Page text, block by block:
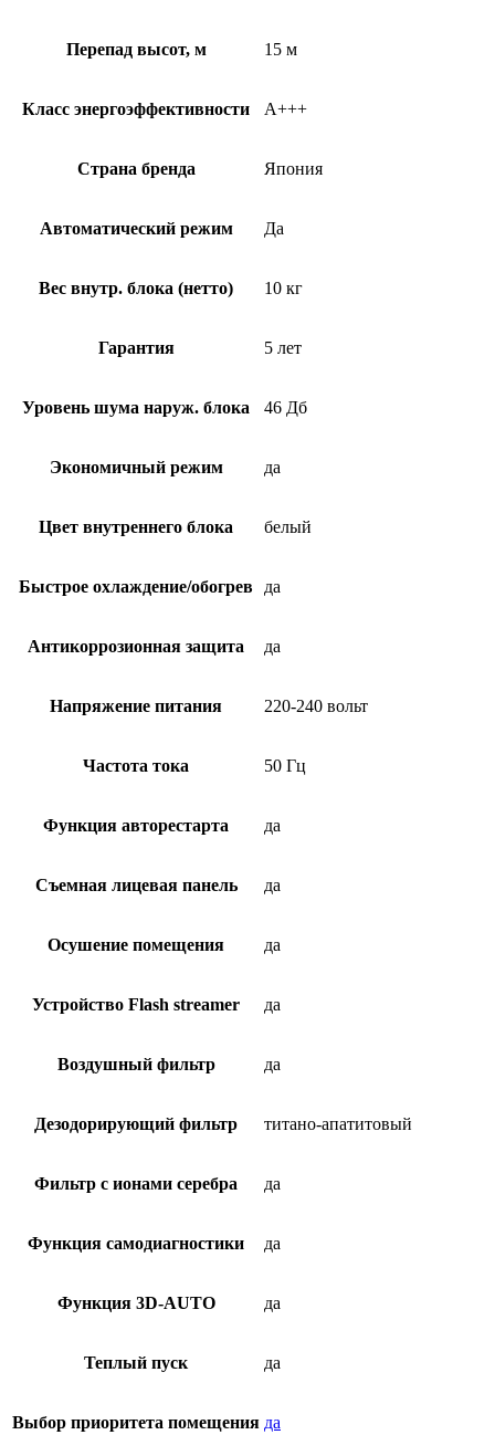
Перепад высот, м 15 м
Класс энергоэффективности A+++
Страна бренда Япония
Автоматический режим Да
Вес внутр. блока (нетто) 10 кг
Гарантия 5 лет
Уровень шума наруж. блока 46 Дб
Экономичный режим да
Цвет внутреннего блока белый
Быстрое охлаждение/обогрев да
Антикоррозионная защита да
Напряжение питания 220-240 вольт
Частота тока 50 Гц
Функция авторестарта да
Съемная лицевая панель да
Осушение помещения да
Устройство Flash streamer да
Воздушный фильтр да
Дезодорирующий фильтр титано-апатитовый
Фильтр с ионами серебра да
Функция самодиагностики да
Функция 3D-AUTO да
Теплый пуск да
Выбор приоритета помещения да